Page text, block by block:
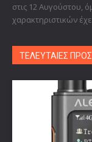
στις 12 Αυγούστου,
χαρακτηριστικών
ΤΕΛΕΥΤΑΙΕΣ